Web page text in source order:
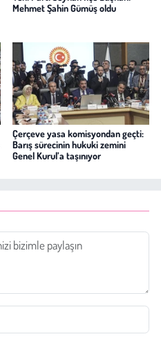
Mehmet Şahin Gümüş oldu
Çerçeve yasa komisyondan geçti:
Barış sürecinin hukuki zemini
Genel Kurul’a taşınıyor